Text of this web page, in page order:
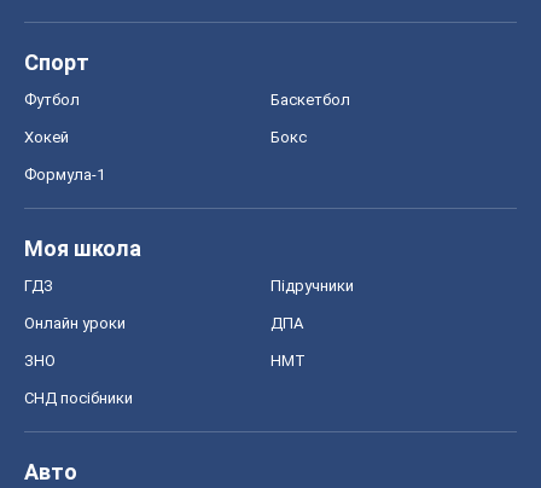
Спорт
Футбол Баскетбол
Хокей Бокс
Формула-1
Моя школа
ГДЗ Підручники
Онлайн уроки ДПА
ЗНО НМТ
СНД посібники
Авто